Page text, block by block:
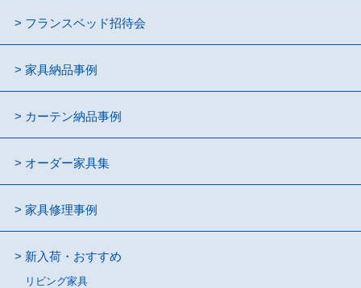
フランスベッド招待会
家具納品事例
カーテン納品事例
オーダー家具集
家具修理事例
新入荷・おすすめ
リビング家具